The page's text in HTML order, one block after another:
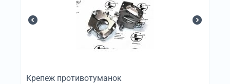
Крепеж противотуманок